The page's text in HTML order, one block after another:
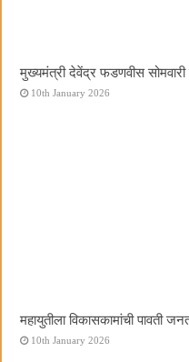
मुख्यमंत्री देवेंद्र फडणवीस
10th January 2026
महायुतीला विकासकामांची पावती
10th January 2026